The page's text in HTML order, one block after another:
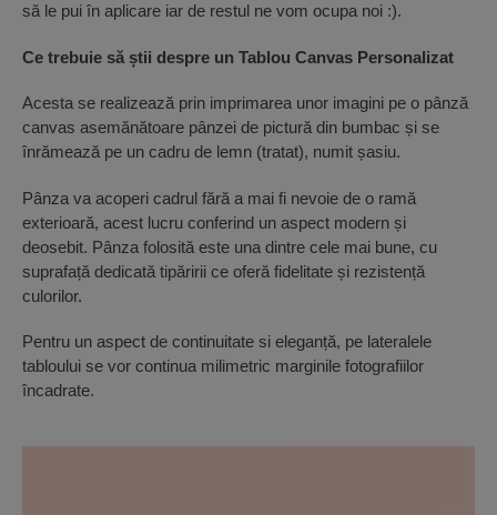
să le pui în aplicare iar de restul ne vom ocupa noi :).
Ce trebuie să știi despre un Tablou Canvas Personalizat
Acesta se realizează prin imprimarea unor imagini pe o pânză
canvas asemănătoare pânzei de pictură din bumbac și se
înrămează pe un cadru de lemn (tratat), numit șasiu.
Pânza va acoperi cadrul fără a mai fi nevoie de o ramă
exterioară, acest lucru conferind un aspect modern și
deosebit. Pânza folosită este una dintre cele mai bune, cu
suprafață dedicată tipăririi ce oferă fidelitate și rezistență
culorilor.
Pentru un aspect de continuitate si eleganță, pe lateralele
tabloului se vor continua milimetric marginile fotografiilor
încadrate.